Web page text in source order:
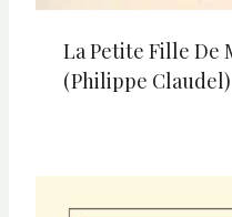
La Petite Fille De
(Philippe Claudel)